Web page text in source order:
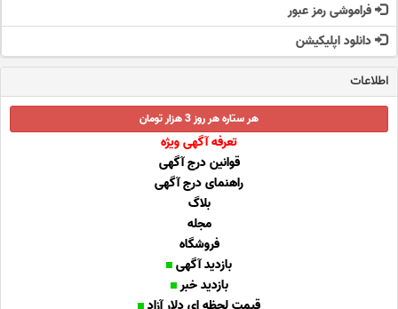
فراموشی رمز عبور
دانلود اپلیکیشن
اطلاعات
هر ستاره هر روز 3 هزار تومان
تعرفه آگهی ویژه
قوانین درج آگهی
راهنمای درج آگهی
بلاگ
مجله
فروشگاه
بازدید آگهی
بازدید خبر